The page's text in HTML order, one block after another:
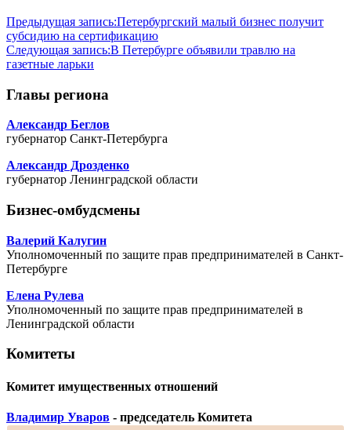
Предыдущая запись:Петербургский малый бизнес получит
субсидию на сертификацию
Следующая запись:В Петербурге объявили травлю на
газетные ларьки
Главы региона
Александр Беглов
губернатор Санкт-Петербурга
Александр Дрозденко
губернатор Ленинградской области
Бизнес-омбудсмены
Валерий Калугин
Уполномоченный по защите прав предпринимателей в Санкт-
Петербурге
Елена Рулева
Уполномоченный по защите прав предпринимателей в
Ленинградской области
Комитеты
Комитет имущественных отношений
Владимир Уваров - председатель Комитета